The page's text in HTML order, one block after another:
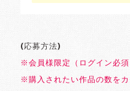
(応募方法)
※会員様限定（ログイン必須
※購入されたい作品の数を